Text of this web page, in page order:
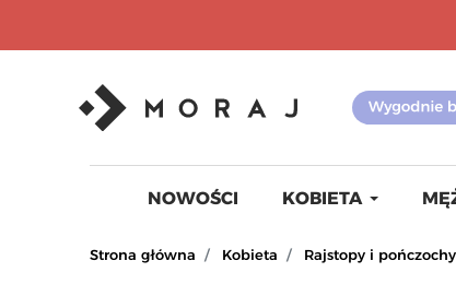
NOWOŚCI KOBIETA
Strona główna Kobieta Rajstopy i pończochy